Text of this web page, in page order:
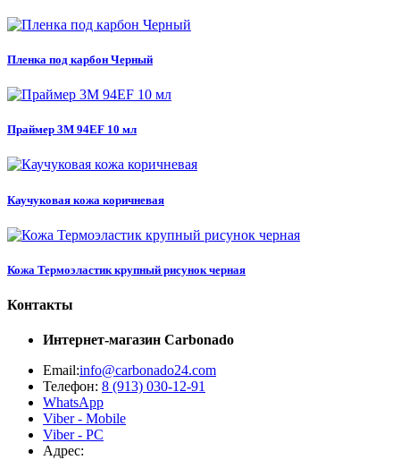
Пленка под карбон Черный
Праймер 3M 94EF 10 мл
Каучуковая кожа коричневая
Кожа Термоэластик крупный рисунок черная
Контакты
Интернет-магазин Carbonado
Email:info@carbonado24.com
Телефон: 8 (913) 030-12-91
WhatsApp
Viber - Mobile
Viber - PC
Адрес: